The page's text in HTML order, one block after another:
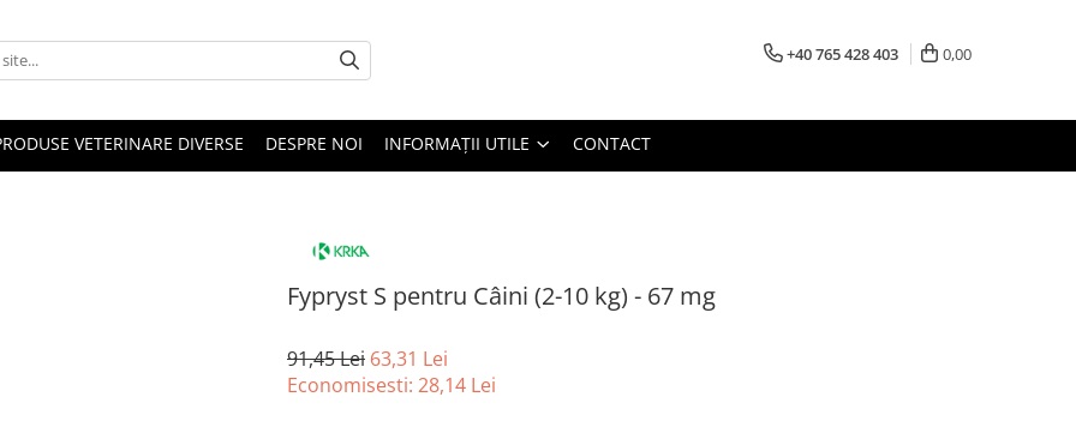
+40 765 428 403 0,00
VETERINARE DIVERSE DESPRE NOI INFORMAȚII UTILE CONTACT
Fypryst S pentru Câini (2-10 kg) - 67 mg
91,45 Lei 63,31 Lei
Economisesti: 28,14 Lei